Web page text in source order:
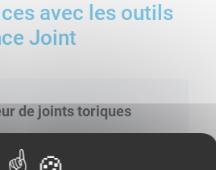
avec les outils
Joint
de joints toriques